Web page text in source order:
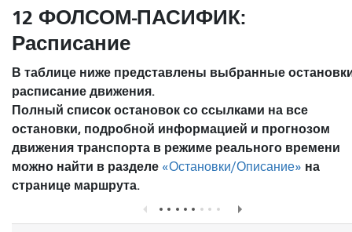
12 ФОЛСОМ-ПАСИФИК:
Расписание
В таблице ниже представлены выбранные
расписание движения.
Полный список остановок со ссылками на все
остановки, подробной информацией и прогнозом
движения транспорта в режиме реального времени
можно найти в разделе «Остановки/Описание» на
странице маршрута.